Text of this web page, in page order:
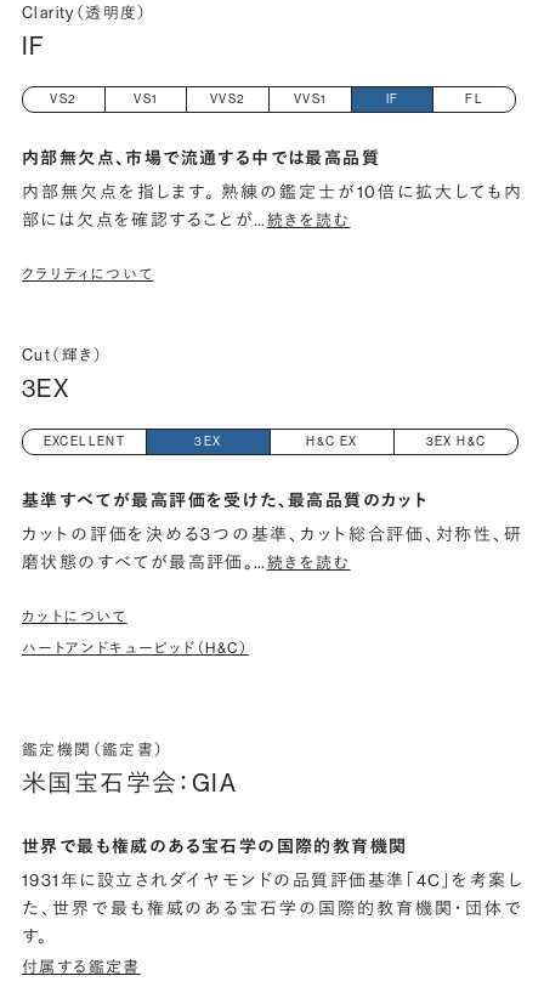
Clarity（透明度）
IF
VS2 VS1 VVS2 VVS1 IF FL
内部無欠点、市場で流通する中では最高品質
内部無欠点を指します。 熟練の鑑定士が10倍に拡大しても内
部には欠点を確認することが…続きを読む
クラリティについて
Cut（輝き）
3EX
EXCELLENT 3EX H&C EX 3EX H&C
基準すべてが最高評価を受けた、最高品質のカット
カットの評価を決める3つの基準、カット総合評価、対称性、研
磨状態のすべてが最高評価。…続きを読む
カットについて
ハートアンドキューピッド（H&C）
鑑定機関（鑑定書）
米国宝石学会：GIA
世界で最も権威のある宝石学の国際的教育機関
1931年に設立されダイヤモンドの品質評価基準「4C」を考案し
た、世界で最も権威のある宝石学の国際的教育機関・団体で
す。
付属する鑑定書